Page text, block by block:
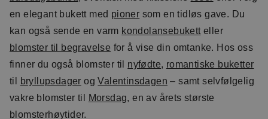
en elegant bukett med pioner som en tidløs gave. Du
kan også sende en varm kondolansebukett eller
blomster til begravelse for å vise din omtanke. Hos oss
finner du også blomster til nyfødte, romantiske buketter
til
bryllupsdager ogValentinsdagen – samt selvfølgelig
vakre blomster til
Morsdag, en av årets største
blomsterhøytider.